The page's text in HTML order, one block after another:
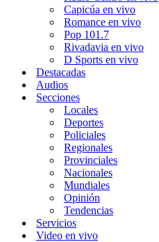
Capicúa en vivo
Romance en vivo
Pop 101.7
Rivadavia en vivo
D Sports en vivo
Destacadas
Audios
Secciones
Locales
Deportes
Policiales
Regionales
Provinciales
Nacionales
Mundiales
Opinión
Tendencias
Servicios
Video en vivo